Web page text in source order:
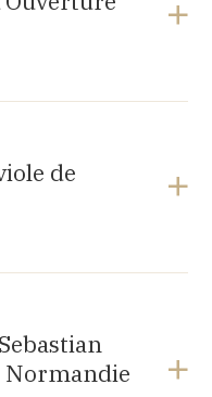
Musique
de
Bonnétage
Normandie